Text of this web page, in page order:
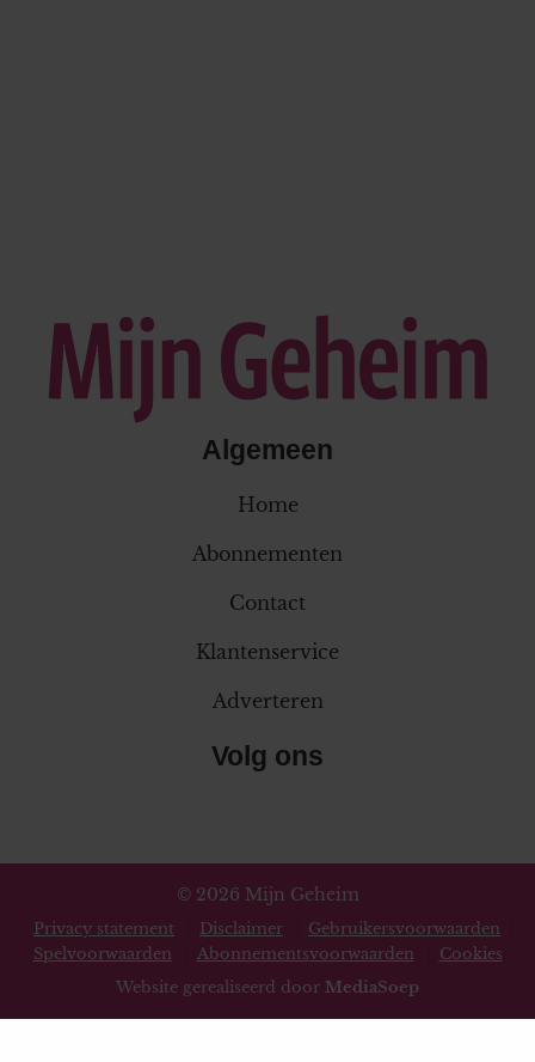
Algemeen
Home
Abonnementen
Contact
Klantenservice
Adverteren
Volg ons
© 2026 Mijn Geheim
Privacy statement Disclaimer
Gebruikersvoorwaarden
Spelvoorwaarden
Abonnementsvoorwaarden
Cookies
Website gerealiseerd door MediaSoep